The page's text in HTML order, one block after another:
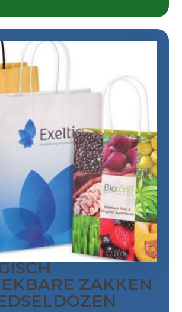
ZAKKEN